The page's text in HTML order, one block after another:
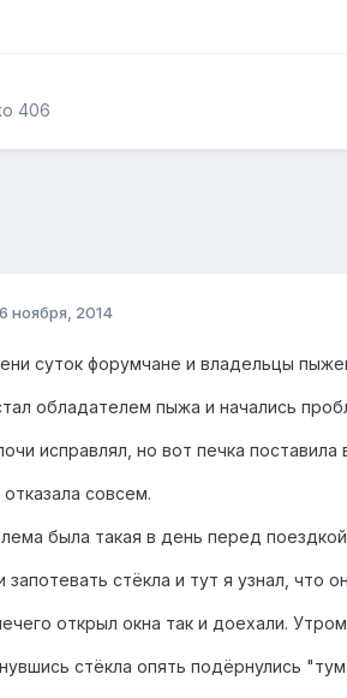
406
ноября, 2014
суток форумчане и владельцы
обладателем пыжа и начались
исправлял, но вот печка поставила
совсем.
была такая в день перед
запотевать стёкла и тут я узнал, что
открыл окна так и доехали.
стёкла опять подёрнулись